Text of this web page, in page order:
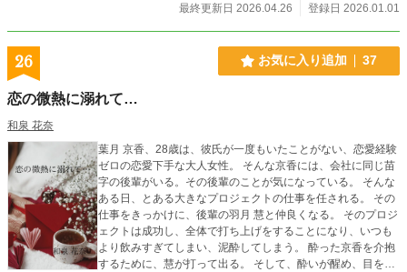
最終更新日 2026.04.26
登録日 2026.01.01
26 お気に入り追加 37
恋の微熱に溺れて…
和泉 花奈
葉月 京香、28歳は、彼氏が一度もいたことがない、恋愛経験
ゼロの恋愛下手な大人女性。 そんな京香には、会社に同じ苗
字の後輩がいる。その後輩のことが気になっている。 そんな
ある日、とある大きなプロジェクトの仕事を任される。 その
仕事をきっかけに、後輩の羽月 慧と仲良くなる。 そのプロジ
ェクトは成功し、全体で打ち上げをすることになり、いつも
より飲みすぎてしまい、泥酔してしまう。 酔った京香を介抱
するために、慧が打って出る。 そして、酔いが醒め、目を覚